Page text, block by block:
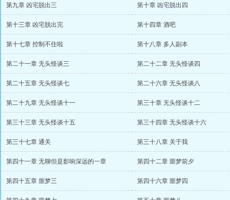
第九章 凶宅脱出三 第十章 凶宅脱出四
第十三章 凶宅脱出完 第十四章 酒吧
第十七章 控制不住啦 第十八章 多人副本
第二十一章 无头怪谈三 第二十二章 无头怪谈四
第二十五章 无头怪谈七 第二十六章 无头怪谈八
第二十九章 无头怪谈十一 第三十章 无头怪谈十二
第三十三章 无头怪谈十五 第三十四章 无头怪谈十六
第三十七章 通关 第三十八章 关于我
第四十一章 无聊但是影响深远的一章 第四十二章 噩梦前夕
第四十五章 噩梦三 第四十六章 噩梦四